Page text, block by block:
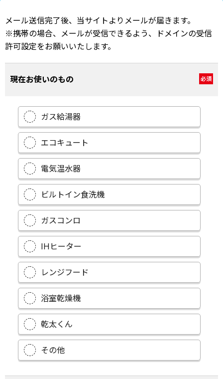
メール送信完了後、当サイトよりメールが届きます。
※携帯の場合、メールが受信できるよう、ドメインの受信
許可設定をお願いいたします。
現在お使いのもの 必須
ガス給湯器
エコキュート
電気温水器
ビルトイン食洗機
ガスコンロ
IHヒーター
レンジフード
浴室乾燥機
乾太くん
その他